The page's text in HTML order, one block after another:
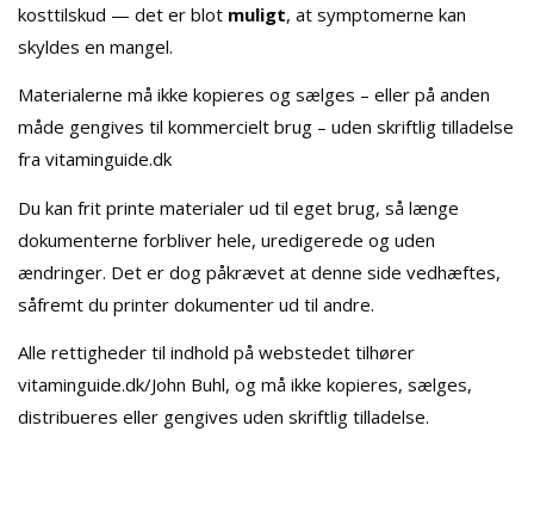
kosttilskud — det er blot muligt, at symptomerne kan
skyldes en mangel.
Materialerne må ikke kopieres og sælges – eller på anden
måde gengives til kommercielt brug – uden skriftlig tilladelse
fra vitaminguide.dk
Du kan frit printe materialer ud til eget brug, så længe
dokumenterne forbliver hele, uredigerede og uden
ændringer. Det er dog påkrævet at denne side vedhæftes,
såfremt du printer dokumenter ud til andre.
Alle rettigheder til indhold på webstedet tilhører
vitaminguide.dk/John Buhl, og må ikke kopieres, sælges,
distribueres eller gengives uden skriftlig tilladelse.